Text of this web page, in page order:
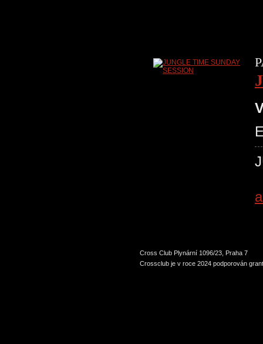
Cross Club Plynární 1096/23, Praha 7
Crossclub je v roce 2024 podporován